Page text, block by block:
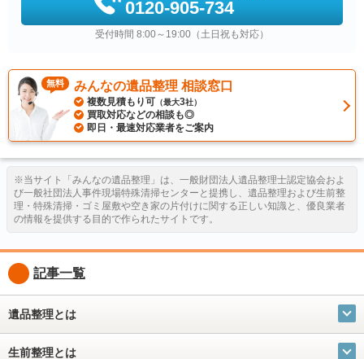
0120-905-734
受付時間 8:00～19:00（土日祝も対応）
無料 みんなの遺品整理 相談窓口
複数見積もり可 （最大3社）
買取対応などの相談も◎
即日・最速対応業者をご案内
※当サイト「みんなの遺品整理」は、一般財団法人遺品整理士認定協会およ
び一般社団法人事件現場特殊清掃センターと提携し、遺品整理および生前整
理・特殊清掃・ゴミ屋敷や空き家の片付けに関する正しい知識と、優良業者
の情報を提供する目的で作られたサイトです。
記事一覧
遺品整理とは
生前整理とは